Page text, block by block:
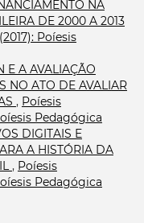
NA
DE 2000 A 2013
Poíesis
E A AVALIAÇÃO
NO ATO DE AVALIAR
, Poíesis
Pedagógica
DIGITAIS E
A HISTÓRIA DA
, Poíesis
Pedagógica